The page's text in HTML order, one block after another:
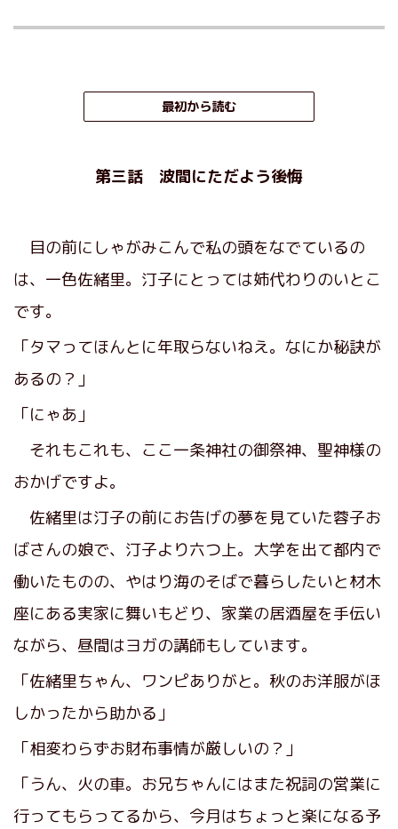
最初から読む
第三話 波間にただよう後悔
目の前にしゃがみこんで私の頭をなでているの
は、一色佐緒里。汀子にとっては姉代わりのいとこ
です。
「タマってほんとに年取らないねえ。なにか秘訣が
あるの？」
「にゃあ」
それもこれも、ここ一条神社の御祭神、聖神様の
おかげですよ。
佐緒里は汀子の前にお告げの夢を見ていた蓉子お
ばさんの娘で、汀子より六つ上。大学を出て都内で
働いたものの、やはり海のそばで暮らしたいと材木
座にある実家に舞いもどり、家業の居酒屋を手伝い
ながら、昼間はヨガの講師もしています。
「佐緒里ちゃん、ワンピありがと。秋のお洋服がほ
しかったから助かる」
「相変わらずお財布事情が厳しいの？」
「うん、火の車。お兄ちゃんにはまた祝詞の営業に
行ってもらってるから、今月はちょっと楽になる予